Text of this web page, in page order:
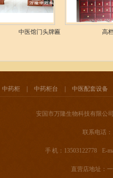
中医馆门头牌匾 高
中药柜 | 中药柜台 | 中医配套设备
安国市万隆生物科技有限公
联系电话：
手 机：13503122778 E-
直营店地址：